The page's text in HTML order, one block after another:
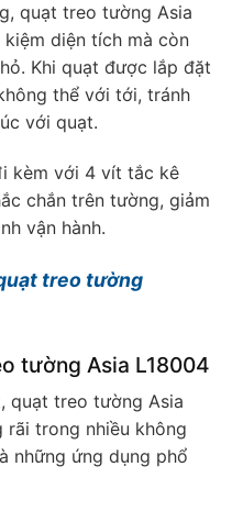
quạt treo tường Asia
diện tích mà còn
Khi quạt được lắp đặt
thể với tới, tránh
với quạt.
kèm với 4 vít tắc kê
chắn trên tường, giảm
vận hành.
treo tường
tường Asia L18004
quạt treo tường Asia
rãi trong nhiều không
những ứng dụng phổ